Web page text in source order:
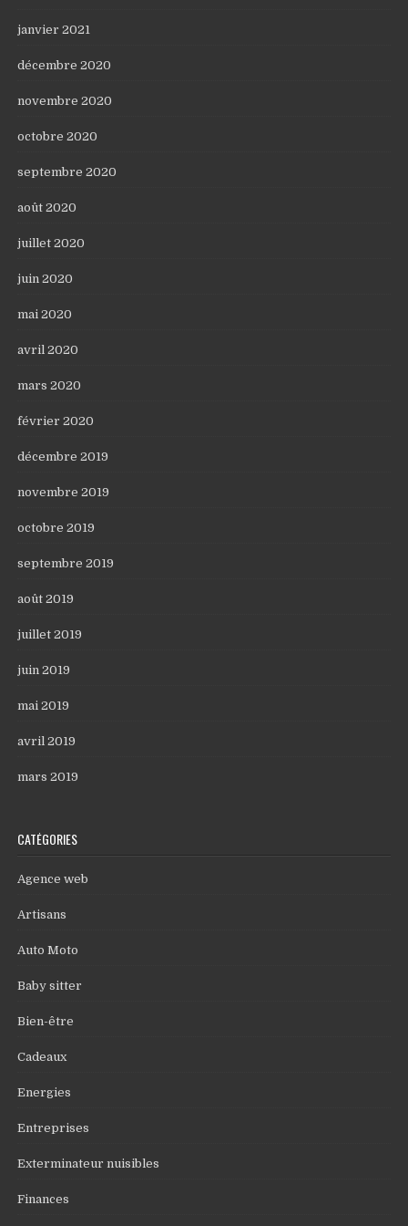
janvier 2021
décembre 2020
novembre 2020
octobre 2020
septembre 2020
août 2020
juillet 2020
juin 2020
mai 2020
avril 2020
mars 2020
février 2020
décembre 2019
novembre 2019
octobre 2019
septembre 2019
août 2019
juillet 2019
juin 2019
mai 2019
avril 2019
mars 2019
CATÉGORIES
Agence web
Artisans
Auto Moto
Baby sitter
Bien-être
Cadeaux
Energies
Entreprises
Exterminateur nuisibles
Finances